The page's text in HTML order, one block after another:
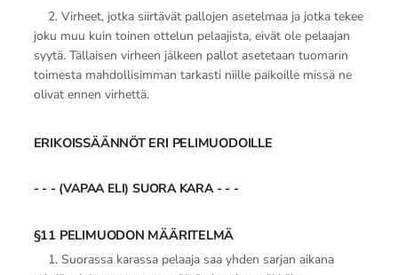
2. Virheet, jotka siirtävät pallojen asetelmaa ja jotka tekee
joku muu kuin toinen ottelun pelaajista, eivät ole pelaajan
syytä. Tällaisen virheen jälkeen pallot asetetaan tuomarin
toimesta mahdollisimman tarkasti niille paikoille missä ne
olivat ennen virhettä.
ERIKOISSÄÄNNÖT ERI PELIMUODOILLE
- - - (VAPAA ELI) SUORA KARA - - -
§11 PELIMUODON MÄÄRITELMÄ
1. Suorassa karassa pelaaja saa yhden sarjan aikana